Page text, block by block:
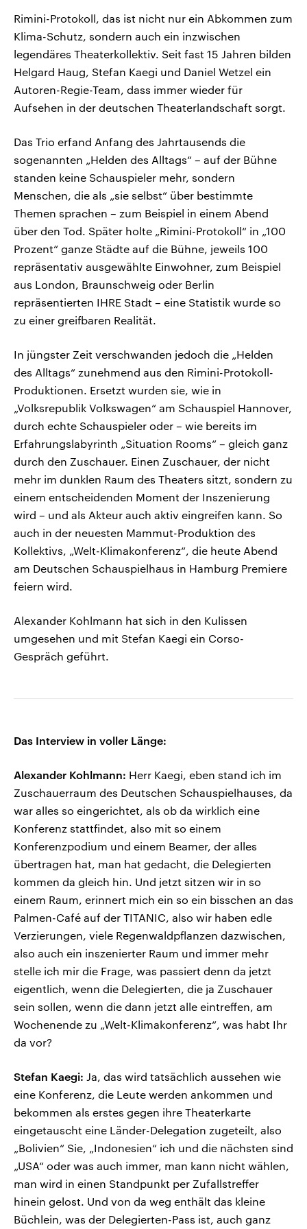
Rimini-Protokoll, das ist nicht nur ein Abkommen zum
Klima-Schutz, sondern auch ein inzwischen
legendäres Theaterkollektiv. Seit fast 15 Jahren bilden
Helgard Haug, Stefan Kaegi und Daniel Wetzel ein
Autoren-Regie-Team, dass immer wieder für
Aufsehen in der deutschen Theaterlandschaft sorgt.
Das Trio erfand Anfang des Jahrtausends die
sogenannten „Helden des Alltags“ – auf der Bühne
standen keine Schauspieler mehr, sondern
Menschen, die als „sie selbst“ über bestimmte
Themen sprachen – zum Beispiel in einem Abend
über den Tod. Später holte „Rimini-Protokoll“ in „100
Prozent“ ganze Städte auf die Bühne, jeweils 100
repräsentativ ausgewählte Einwohner, zum Beispiel
aus London, Braunschweig oder Berlin
repräsentierten IHRE Stadt – eine Statistik wurde so
zu einer greifbaren Realität.
In jüngster Zeit verschwanden jedoch die „Helden
des Alltags“ zunehmend aus den Rimini-Protokoll-
Produktionen. Ersetzt wurden sie, wie in
„Volksrepublik Volkswagen“ am Schauspiel Hannover,
durch echte Schauspieler oder – wie bereits im
Erfahrungslabyrinth „Situation Rooms“ – gleich ganz
durch den Zuschauer. Einen Zuschauer, der nicht
mehr im dunklen Raum des Theaters sitzt, sondern zu
einem entscheidenden Moment der Inszenierung
wird – und als Akteur auch aktiv eingreifen kann. So
auch in der neuesten Mammut-Produktion des
Kollektivs, „Welt-Klimakonferenz“, die heute Abend
am Deutschen Schauspielhaus in Hamburg Premiere
feiern wird.
Alexander Kohlmann hat sich in den Kulissen
umgesehen und mit Stefan Kaegi ein Corso-
Gespräch geführt.
Das Interview in voller Länge:
Alexander Kohlmann: Herr Kaegi, eben stand ich im
Zuschauerraum des Deutschen Schauspielhauses, da
war alles so eingerichtet, als ob da wirklich eine
Konferenz stattfindet, also mit so einem
Konferenzpodium und einem Beamer, der alles
übertragen hat, man hat gedacht, die Delegierten
kommen da gleich hin. Und jetzt sitzen wir in so
einem Raum, erinnert mich ein so ein bisschen an das
Palmen-Café auf der TITANIC, also wir haben edle
Verzierungen, viele Regenwaldpflanzen dazwischen,
also auch ein inszenierter Raum und immer mehr
stelle ich mir die Frage, was passiert denn da jetzt
eigentlich, wenn die Delegierten, die ja Zuschauer
sein sollen, wenn die dann jetzt alle eintreffen, am
Wochenende zu „Welt-Klimakonferenz“, was habt Ihr
da vor?
Stefan Kaegi: Ja, das wird tatsächlich aussehen wie
eine Konferenz, die Leute werden ankommen und
bekommen als erstes gegen ihre Theaterkarte
eingetauscht eine Länder-Delegation zugeteilt, also
„Bolivien“ Sie, „Indonesien“ ich und die nächsten sind
„USA“ oder was auch immer, man kann nicht wählen,
man wird in einen Standpunkt per Zufallstreffer
hinein gelost. Und von da weg enthält das kleine
Büchlein, was der Delegierten-Pass ist, auch ganz